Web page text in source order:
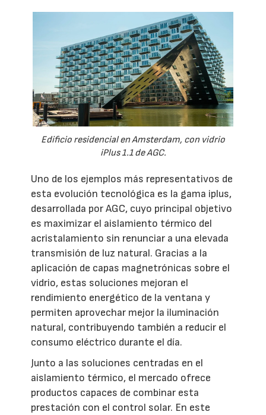
Edificio residencial en Amsterdam, con vidrio
iPlus 1.1 de AGC.
Uno de los ejemplos más representativos de
esta evolución tecnológica es la gama iplus,
desarrollada por AGC, cuyo principal objetivo
es maximizar el aislamiento térmico del
acristalamiento sin renunciar a una elevada
transmisión de luz natural. Gracias a la
aplicación de capas magnetrónicas sobre el
vidrio, estas soluciones mejoran el
rendimiento energético de la ventana y
permiten aprovechar mejor la iluminación
natural, contribuyendo también a reducir el
consumo eléctrico durante el día.
Junto a las soluciones centradas en el
aislamiento térmico, el mercado ofrece
productos capaces de combinar esta
prestación con el control solar. En este